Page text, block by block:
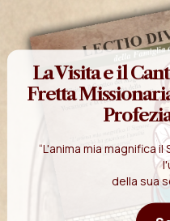
La Visita e il
Fretta
“L'anima mia magnifica
della sua